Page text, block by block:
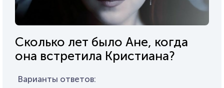
Сколько лет было Ане, когда
она встретила Кристиана?
Варианты ответов: